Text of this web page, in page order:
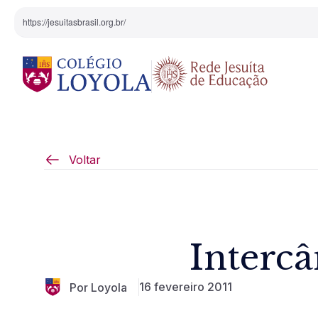
https://jesuitasbrasil.org.br/
Pedagogia Inaciana
Voltar
Por Loyola 16 fevereiro 2011